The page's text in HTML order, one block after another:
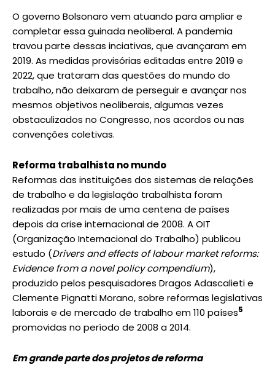
O governo Bolsonaro vem atuando para ampliar e
completar essa guinada neoliberal. A pandemia
travou parte dessas inciativas, que avançaram em
2019. As medidas provisórias editadas entre 2019 e
2022, que trataram das questões do mundo do
trabalho, não deixaram de perseguir e avançar nos
mesmos objetivos neoliberais, algumas vezes
obstaculizados no Congresso, nos acordos ou nas
convenções coletivas.
Reforma trabalhista no mundo
Reformas das instituições dos sistemas de relações
de trabalho e da legislação trabalhista foram
realizadas por mais de uma centena de países
depois da crise internacional de 2008. A OIT
(Organização Internacional do Trabalho) publicou
estudo (Drivers and effects of labour market reforms:
Evidence from a novel policy compendium),
produzido pelos pesquisadores Dragos Adascalieti e
Clemente Pignatti Morano, sobre reformas legislativas
laborais e de mercado de trabalho em 110 países5
promovidas no período de 2008 a 2014.
Em grande parte dos projetos de reforma